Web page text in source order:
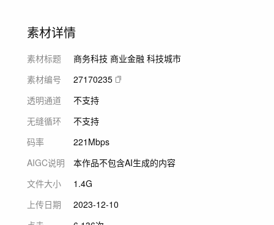
素材详情
素材标题
商务科技 商业金融 科技城市
素材编号
27170235
透明通道
不支持
无缝循环
不支持
码率
221Mbps
AIGC说明
本作品不包含AI生成的内容
文件大小
1.4G
上传日期
2023-12-10